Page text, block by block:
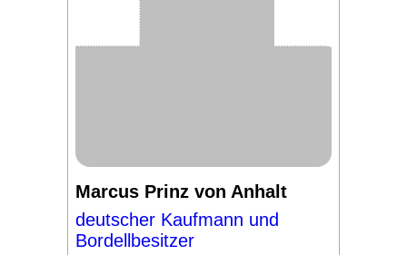
Marcus Prinz von Anhalt
deutscher Kaufmann und
Bordellbesitzer